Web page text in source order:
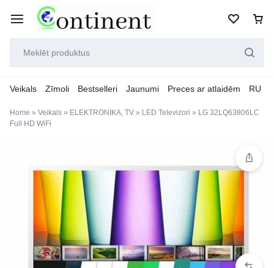
Veikals Zīmoli Bestselleri Jaunumi Preces ar atlaidēm RU
Home » Veikals » ELEKTRONIKA, TV » LED Televizori » LG 32LQ63806LC
Full HD WiFi